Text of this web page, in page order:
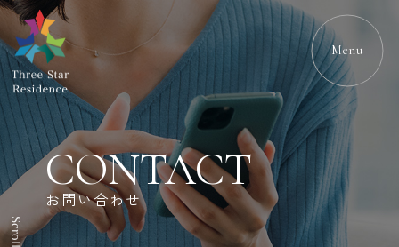
Menu
CONTACT
お問い合わせ
Scroll